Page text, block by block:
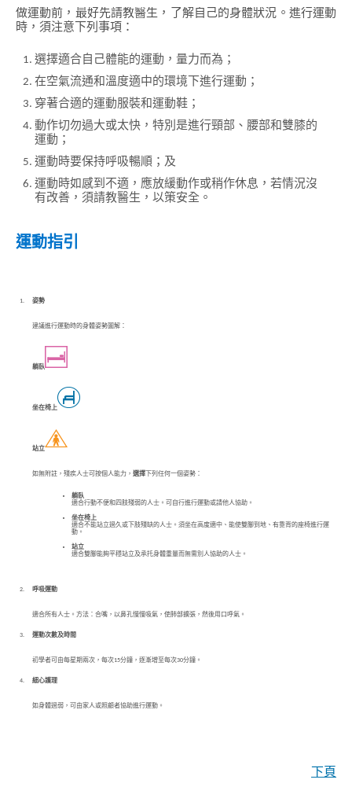
做運動前，最好先請教醫生，了解自己的身體狀況。進行運動
時，須注意下列事項：
選擇適合自己體能的運動，量力而為；
在空氣流通和溫度適中的環境下進行運動；
穿著合適的運動服裝和運動鞋；
動作切勿過大或太快，特別是進行頸部、腰部和雙膝的
運動；
運動時要保持呼吸暢順；及
運動時如感到不適，應放緩動作或稍作休息，若情況沒
有改善，須請教醫生，以策安全。
運動指引
1. 姿勢
建議進行運動時的身體姿勢圖解：
躺臥
坐在椅上
站立
如無附註，殘疾人士可按個人能力， 選擇 下列任何一個姿勢：
躺臥
適合行動不便和四肢殘弱的人士。可自行進行運動或請他人協助。
坐在椅上
適合不能站立過久或下肢殘缺的人士。須坐在高度適中、能使雙腳到地、有靠背的座椅進行運
動。
站立
適合雙腳能夠平穩站立及承托身體重量而無需別人協助的人士。
2. 呼吸運動
適合所有人士。方法：合嘴，以鼻孔慢慢吸氣，使肺部擴張，然後用口呼氣。
3. 運動次數及時間
初學者可由每星期兩次，每次15分鐘，逐漸增至每次30分鐘。
4. 細心護理
如身體過弱，可由家人或照顧者協助進行運動。
下頁